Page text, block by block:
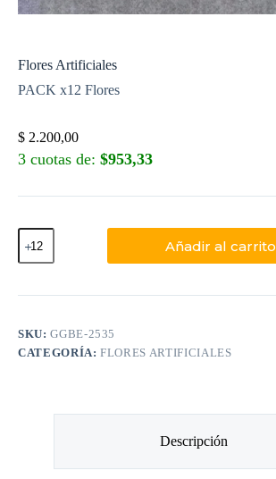
Flores Artificiales
PACK x12 Flores
$ 2.200,00
3 cuotas de: $953,33
Añadir al carrito
SKU:GGBE-2535
CATEGORÍA:FLORES ARTIFICIALES
Descripción